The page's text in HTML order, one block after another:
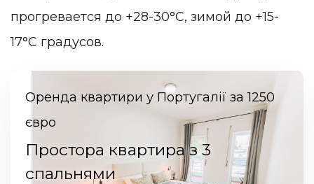
прогревается до +28-30°C, зимой до +15-
17°C градусов.
Оренда квартири у Португалії за 1250
євро
Простора квартира з 3
спальнями